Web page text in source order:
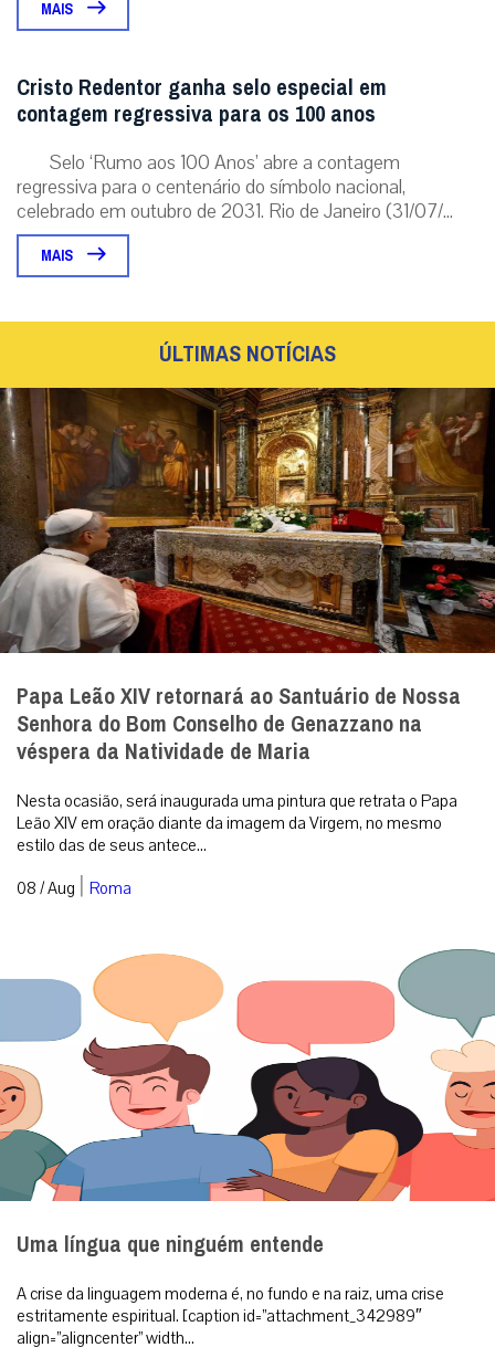
MAIS
Cristo Redentor ganha selo especial em
contagem regressiva para os 100 anos
Selo ‘Rumo aos 100 Anos’ abre a contagem
regressiva para o centenário do símbolo nacional,
celebrado em outubro de 2031. Rio de Janeiro (31/07/...
MAIS
ÚLTIMAS NOTÍCIAS
Papa Leão XIV retornará ao Santuário de Nossa
Senhora do Bom Conselho de Genazzano na
véspera da Natividade de Maria
Nesta ocasião, será inaugurada uma pintura que retrata o Papa
Leão XIV em oração diante da imagem da Virgem, no mesmo
estilo das de seus antece...
08 / Aug | Roma
Uma língua que ninguém entende
A crise da linguagem moderna é, no fundo e na raiz, uma crise
estritamente espiritual. [caption id=”attachment_342989″
align=”aligncenter” width...